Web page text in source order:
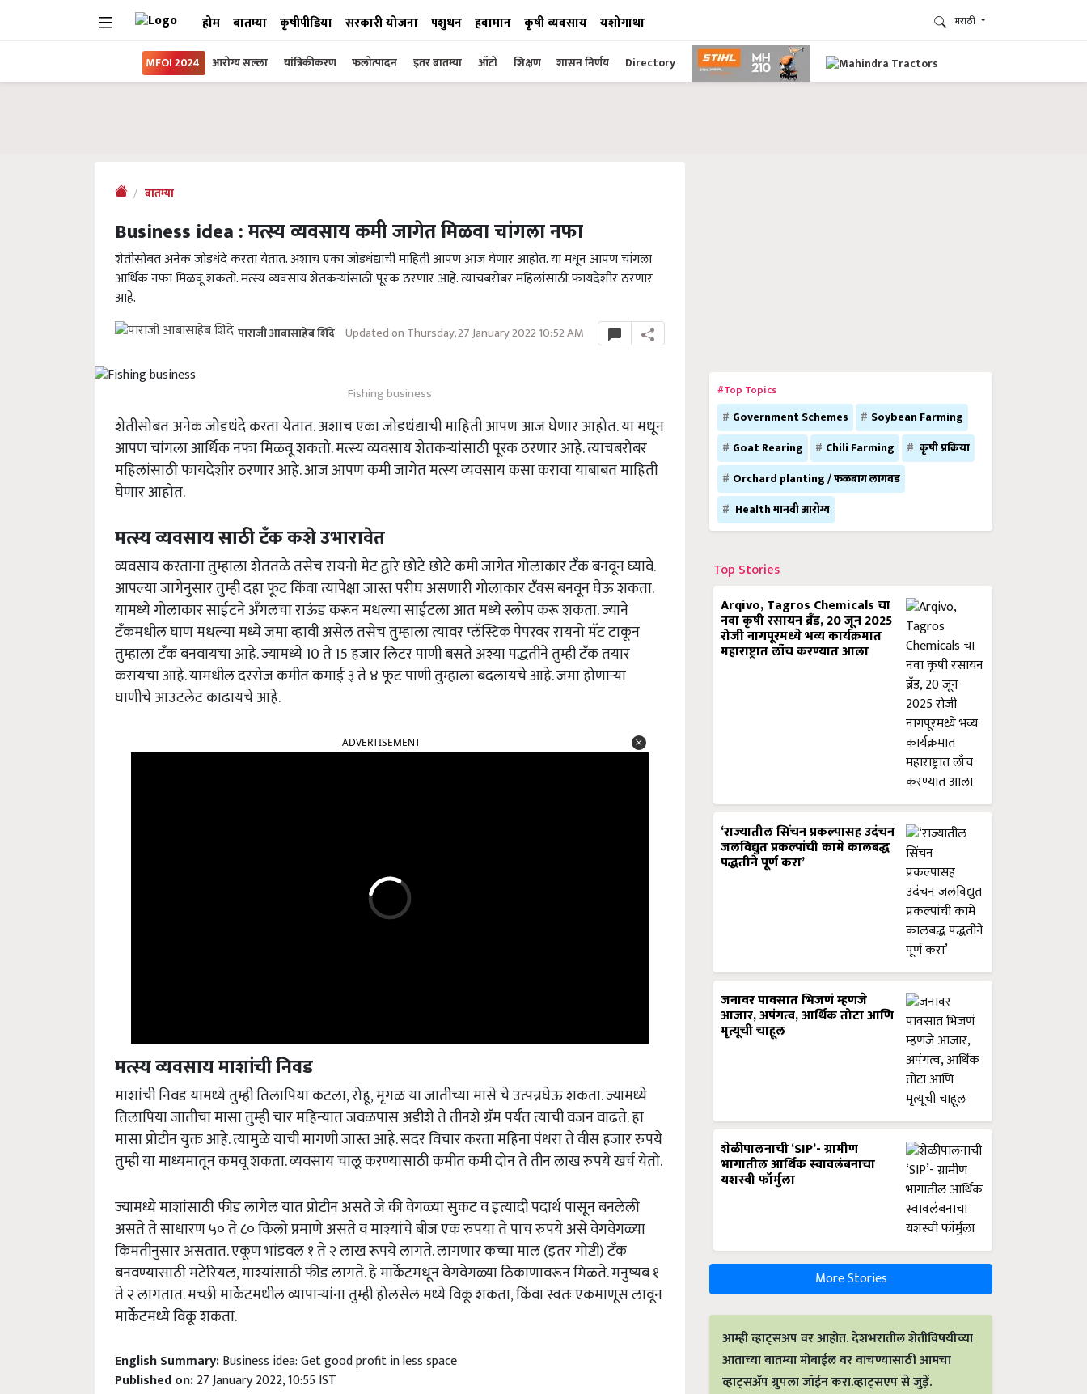
होम बातम्या कृषीपीडिया सरकारी योजना पशुधन हवामान कृषी व्यवसाय यशोगाथा मराठी
MFOI 2024 आरोग्य सल्ला यांत्रिकीकरण फलोत्पादन इतर बातम्या ऑटो शिक्षण शासन निर्णय Directory
बातम्या
Business idea : मत्स्य व्यवसाय कमी जागेत मिळवा चांगला नफा
शेतीसोबत अनेक जोडधंदे करता येतात. अशाच एका जोडधंद्याची माहिती आपण आज घेणार आहोत. या मधून आपण चांगला
आर्थिक नफा मिळवू शकतो. मत्स्य व्यवसाय शेतकऱ्यांसाठी पूरक ठरणार आहे. त्याचबरोबर महिलांसाठी फायदेशीर ठरणार
आहे.
पाराजी आबासाहेब शिंदे Updated on Thursday, 27 January 2022 10:52 AM
Fishing business
शेतीसोबत अनेक जोडधंदे करता येतात. अशाच एका जोडधंद्याची माहिती आपण आज घेणार आहोत. या मधून
आपण चांगला आर्थिक नफा मिळवू शकतो. मत्स्य व्यवसाय शेतकऱ्यांसाठी पूरक ठरणार आहे. त्याचबरोबर
महिलांसाठी फायदेशीर ठरणार आहे. आज आपण कमी जागेत मत्स्य व्यवसाय कसा करावा याबाबत माहिती
घेणार आहोत.
मत्स्य व्यवसाय साठी टॅंक कशे उभारावेत
व्यवसाय करताना तुम्हाला शेततळे तसेच रायनो मेट द्वारे छोटे छोटे कमी जागेत गोलाकार टॅंक बनवून घ्यावे.
आपल्या जागेनुसार तुम्ही दहा फूट किंवा त्यापेक्षा जास्त परीघ असणारी गोलाकार टँक्स बनवून घेऊ शकता.
यामध्ये गोलाकार साईटने अँगलचा राऊंड करून मधल्या साईटला आत मध्ये स्लोप करू शकता. ज्याने
टँकमधील घाण मधल्या मध्ये जमा व्हावी असेल तसेच तुम्हाला त्यावर प्लॅस्टिक पेपरवर रायनो मॅट टाकून
तुम्हाला टॅंक बनवायचा आहे. ज्यामध्ये 10 ते 15 हजार लिटर पाणी बसते अश्या पद्धतीने तुम्ही टॅंक तयार
करायचा आहे. यामधील दररोज कमीत कमाई ३ ते ४ फूट पाणी तुम्हाला बदलायचे आहे. जमा होणाऱ्या
घाणीचे आउटलेट काढायचे आहे.
ADVERTISEMENT
मत्स्य व्यवसाय माशांची निवड
माशांची निवड यामध्ये तुम्ही तिलापिया कटला, रोहू, मृगळ या जातीच्या मासे चे उत्पन्नघेऊ शकता. ज्यामध्ये
तिलापिया जातीचा मासा तुम्ही चार महिन्यात जवळपास अडीशे ते तीनशे ग्रॅम पर्यंत त्याची वजन वाढते. हा
मासा प्रोटीन युक्त आहे. त्यामुळे याची मागणी जास्त आहे. सदर विचार करता महिना पंधरा ते वीस हजार रुपये
तुम्ही या माध्यमातून कमवू शकता. व्यवसाय चालू करण्यासाठी कमीत कमी दोन ते तीन लाख रुपये खर्च येतो.
ज्यामध्ये माशांसाठी फीड लागेल यात प्रोटीन असते जे की वेगळ्या सुकट व इत्यादी पदार्थ पासून बनलेली
असते ते साधारण ५० ते ८० किलो प्रमाणे असते व माश्यांचे बीज एक रुपया ते पाच रुपये असे वेगवेगळ्या
किमतीनुसार असतात. एकूण भांडवल १ ते २ लाख रूपये लागते. लागणार कच्चा माल (इतर गोष्टी) टॅंक
बनवण्यासाठी मटेरियल, माश्यांसाठी फीड लागते. हे मार्केटमधून वेगवेगळ्या ठिकाणावरून मिळते. मनुष्यब १
ते २ लागतात. मच्छी मार्केटमधील व्यापाऱ्यांना तुम्ही होलसेल मध्ये विकू शकता, किंवा स्वतः एकमाणूस लावून
मार्केटमध्ये विकू शकता.
English Summary:Business idea: Get good profit in less space
Published on:27 January 2022, 10:55 IST
#Top Topics
Government Schemes
Soybean Farming
Goat Rearing
Chili Farming
कृषी प्रक्रिया
Orchard planting / फळबाग लागवड
Health मानवी आरोग्य
Top Stories
Arqivo, Tagros Chemicals चा
नवा कृषी रसायन ब्रँड, 20 जून 2025
रोजी नागपूरमध्ये भव्य कार्यक्रमात
महाराष्ट्रात लाँच करण्यात आला
‘राज्यातील सिंचन प्रकल्पासह उदंचन
जलविद्युत प्रकल्पांची कामे कालबद्ध
पद्धतीने पूर्ण करा’
जनावर पावसात भिजणं म्हणजे
आजार, अपंगत्व, आर्थिक तोटा आणि
मृत्यूची चाहूल
शेळीपालनाची ‘SIP’- ग्रामीण
भागातील आर्थिक स्वावलंबनाचा
यशस्वी फॉर्मुला
More Stories
आम्ही व्हाट्सअप वर आहोत. देशभरातील शेतीविषयीच्या
आताच्या बातम्या मोबाईल वर वाचण्यासाठी आमचा
व्हाट्सअँप ग्रुपला जॉईन करा.व्हाट्सएप से जुड़ें.